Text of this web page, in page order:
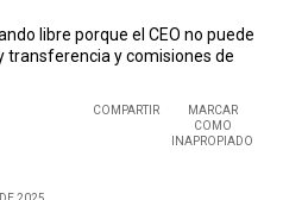
libre porque el CEO no puede
transferencia y comisiones de
COMPARTIR
MARCAR
COMO
INAPROPIADO